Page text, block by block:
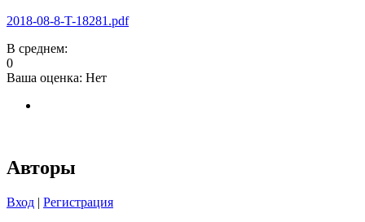
2018-08-8-T-18281.pdf
В среднем:
0
Ваша оценка: Нет
Авторы
Вход | Регистрация